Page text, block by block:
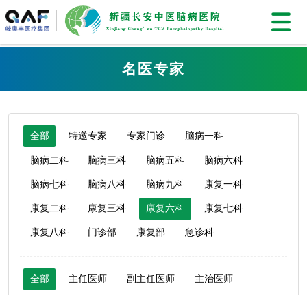
名医专家
全部 特邀专家 专家门诊 脑病一科
脑病二科 脑病三科 脑病五科 脑病六科
脑病七科 脑病八科 脑病九科 康复一科
康复二科 康复三科 康复六科 康复七科
康复八科 门诊部 康复部 急诊科
全部 主任医师 副主任医师 主治医师